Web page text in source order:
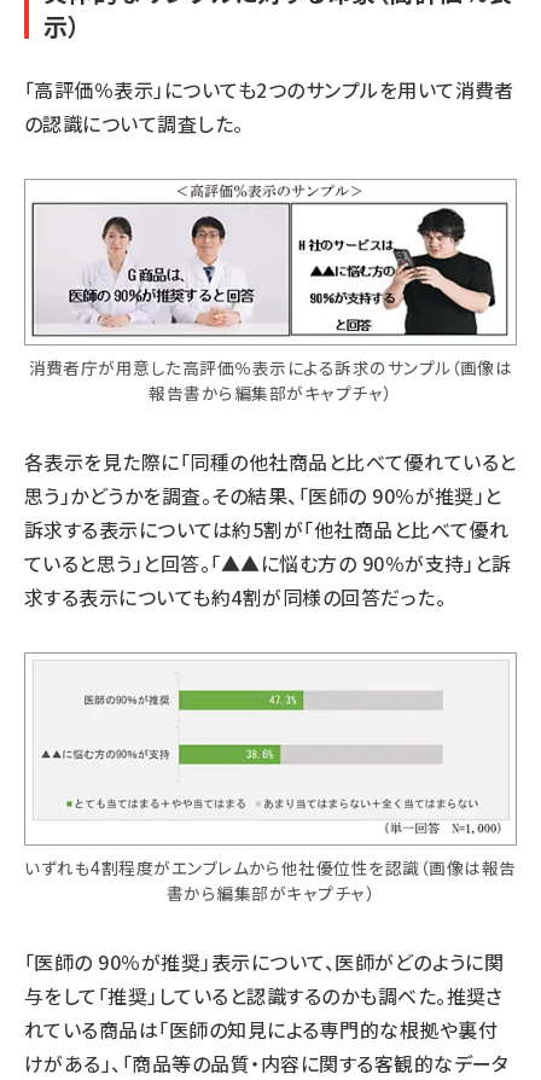
示）
「高評価％表示」についても2つのサンプルを用いて消費者
の認識について調査した。
消費者庁が用意した高評価％表示による訴求のサンプル（画像は
報告書から編集部がキャプチャ）
各表示を見た際に「同種の他社商品と比べて優れていると
思う」かどうかを調査。その結果、「医師の 90％が推奨」と
訴求する表示については約5割が「他社商品と比べて優れ
ていると思う」と回答。「▲▲に悩む方の 90％が支持」と訴
求する表示についても約4割が同様の回答だった。
いずれも4割程度がエンブレムから他社優位性を認識（画像は報告
書から編集部がキャプチャ）
「医師の 90％が推奨」表示について、医師がどのように関
与をして「推奨」していると認識するのかも調べた。推奨さ
れている商品は「医師の知見による専門的な根拠や裏付
けがある」、「商品等の品質・内容に関する客観的なデータ